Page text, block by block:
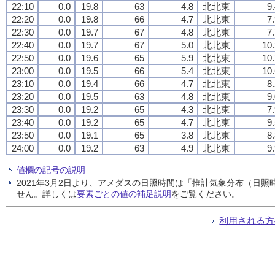
22:10
0.0 19.8 63 4.8 北北東
22:20
0.0 19.8 66 4.7 北北東
22:30
0.0 19.7 67 4.8 北北東
22:40
0.0 19.7 67 5.0 北北東
22:50
0.0 19.6 65 5.9 北北東
23:00
0.0 19.5 66 5.4 北北東
23:10
0.0 19.4 66 4.7 北北東
23:20
0.0 19.5 63 4.8 北北東
23:30
0.0 19.2 65 4.3 北北東
23:40
0.0 19.2 65 4.7 北北東
23:50
0.0 19.1 65 3.8 北北東
24:00
0.0 19.2 63 4.9 北北東
値欄の記号の説明
2021年3月2日より、アメダスの日照時間は「推計気象分布（日
せん。詳しくは要素ごとの値の補足説明をご覧ください。
利用される